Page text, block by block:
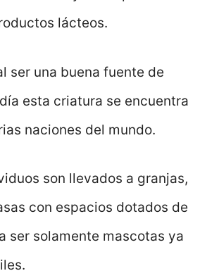
lácteos.
ser una buena fuente de
esta criatura se encuentra
naciones del mundo.
son llevados a granjas,
con espacios dotados de
ser solamente mascotas ya